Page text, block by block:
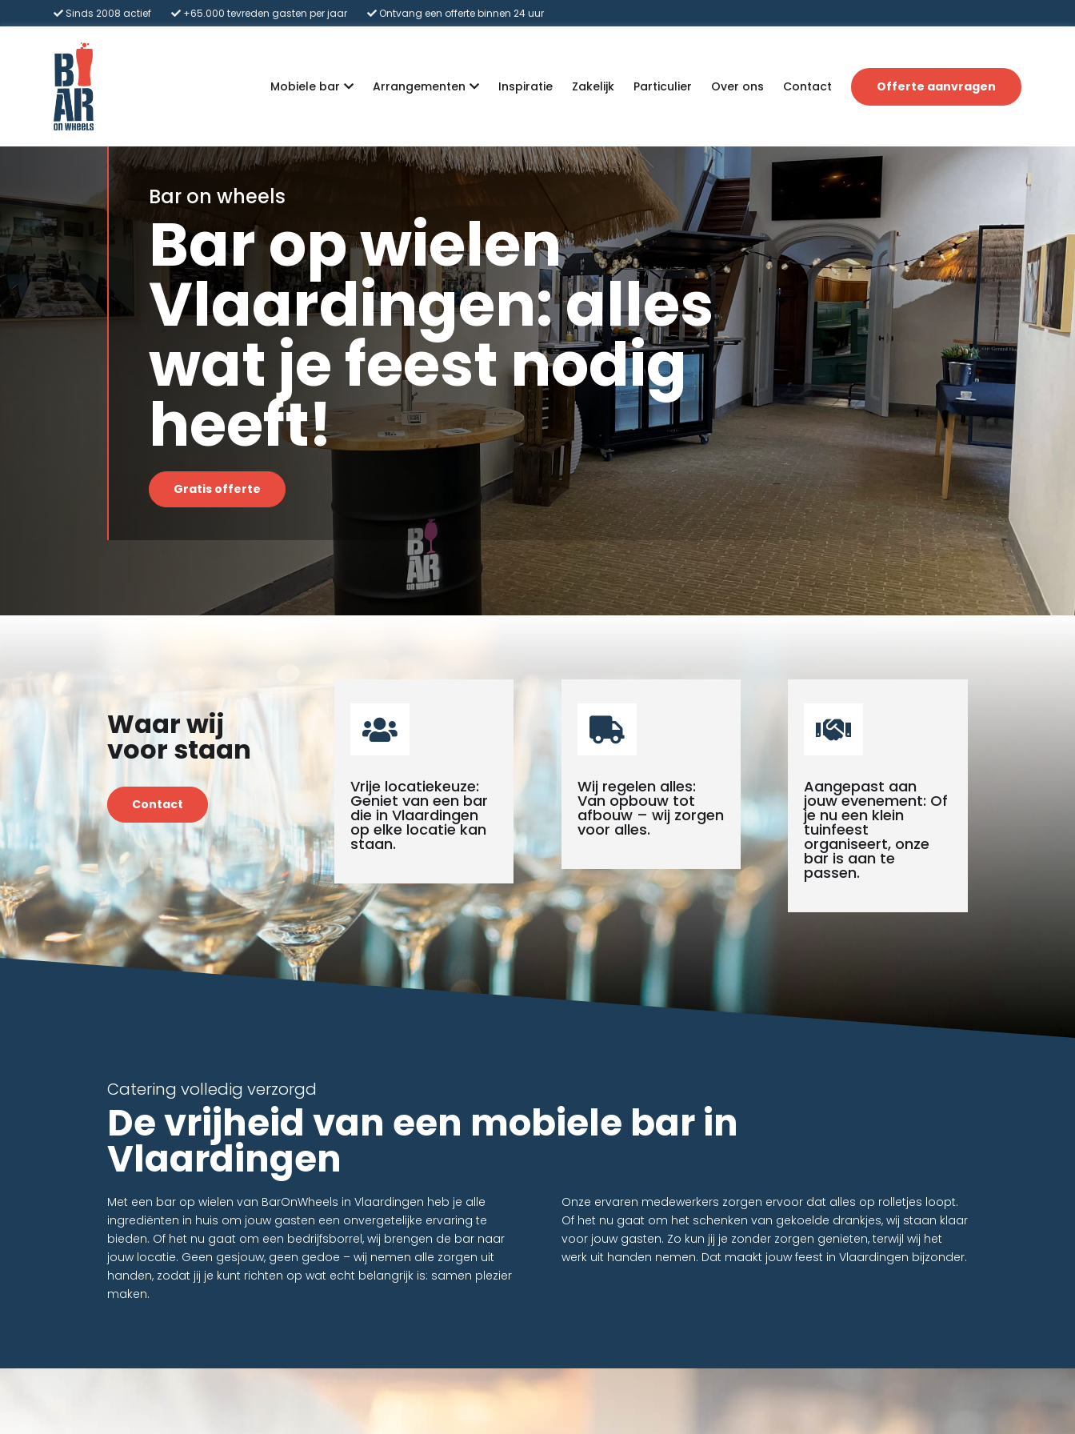
Sinds 2008 actief +65.000 tevreden gasten per jaar Ontvang een offerte binnen 24 uur
Mobiele bar Arrangementen Inspiratie Zakelijk Particulier Over ons Contact Offerte aanvragen
Bar on wheels
Bar op wielen
Vlaardingen: alles
wat je feest nodig
heeft!
Gratis offerte
Waar wij
voor staan
Contact

Vrije locatiekeuze:
Geniet van een bar
die in Vlaardingen
op elke locatie kan
staan.

Wij regelen alles:
Van opbouw tot
afbouw – wij zorgen
voor alles.

Aangepast aan
jouw evenement: Of
je nu een klein
tuinfeest
organiseert, onze
bar is aan te
passen.
Catering volledig verzorgd
De vrijheid van een mobiele bar in
Vlaardingen
Met een bar op wielen van BarOnWheels in Vlaardingen heb je alle
ingrediënten in huis om jouw gasten een onvergetelijke ervaring te
bieden. Of het nu gaat om een bedrijfsborrel, wij brengen de bar naar
jouw locatie. Geen gesjouw, geen gedoe – wij nemen alle zorgen uit
handen, zodat jij je kunt richten op wat echt belangrijk is: samen plezier
maken.
Onze ervaren medewerkers zorgen ervoor dat alles op rolletjes loopt.
Of het nu gaat om het schenken van gekoelde drankjes, wij staan klaar
voor jouw gasten. Zo kun jij je zonder zorgen genieten, terwijl wij het
werk uit handen nemen. Dat maakt jouw feest in Vlaardingen bijzonder.